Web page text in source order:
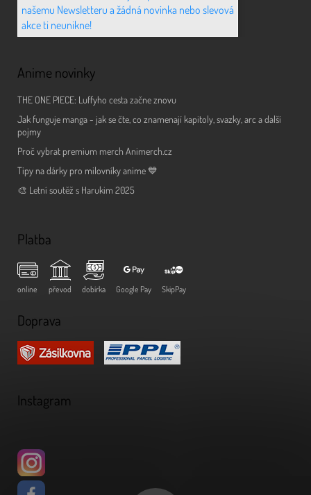
našemu Newsletteru a žádná novinka nebo slevová
akce ti neunikne!
Anime novinky
THE ONE PIECE: Luffyho cesta začne znovu
Jak funguje manga - jak se čte, co znamenají kapitoly, svazky, arc a další
pojmy
Proč vybrat premium merch Animerch.cz
Tipy na dárky pro milovníky anime 💙
🎨 Letní soutěž s Harukim 2025
Platba
online převod dobírka Google Pay SkipPay
Doprava
Instagram